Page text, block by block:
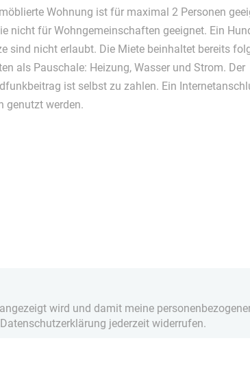
Wohnung ist für maximal 2 Personen
nicht für Wohngemeinschaften geeignet. Ein
sind nicht erlaubt. Die Miete beinhaltet bereits
als Pauschale: Heizung, Wasser und Strom. Der
ist selbst zu zahlen. Ein
genutzt werden.
wird und damit meine
jederzeit widerrufen.